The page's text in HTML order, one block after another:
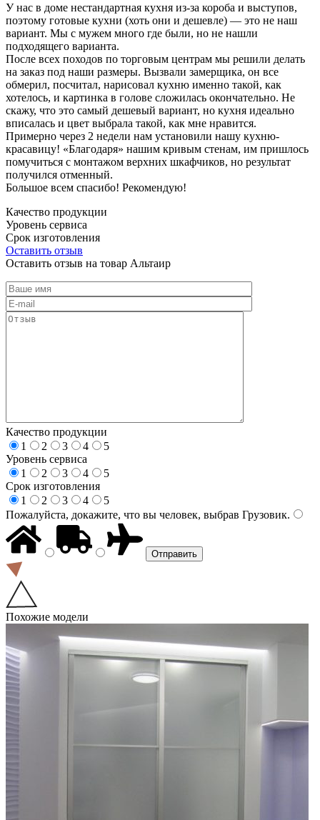
У нас в доме нестандартная кухня из-за короба и выступов,
поэтому готовые кухни (хоть они и дешевле) — это не наш
вариант. Мы с мужем много где были, но не нашли
подходящего варианта.
После всех походов по торговым центрам мы решили делать
на заказ под наши размеры. Вызвали замерщика, он все
обмерил, посчитал, нарисовал кухню именно такой, как
хотелось, и картинка в голове сложилась окончательно. Не
скажу, что это самый дешевый вариант, но кухня идеально
вписалась и цвет выбрала такой, как мне нравится.
Примерно через 2 недели нам установили нашу кухню-
красавицу! «Благодаря» нашим кривым стенам, им пришлось
помучиться с монтажом верхних шкафчиков, но результат
получился отменный.
Большое всем спасибо! Рекомендую!
Качество продукции
Уровень сервиса
Срок изготовления
Оставить отзыв
Оставить отзыв на товар Альтаир
Качество продукции
1
2 3 4
5
Уровень сервиса
1
2 3 4
5
Срок изготовления
1
2 3 4
5
Пожалуйста, докажите, что вы человек, выбрав Грузовик.
Похожие модели